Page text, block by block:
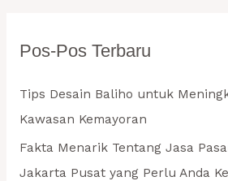
nPos-Pos Terbaru
Tips Desain Baliho untuk
Kawasan Kemayoran
Fakta Menarik Tentang Jasa
Jakarta Pusat yang Perlu Anda